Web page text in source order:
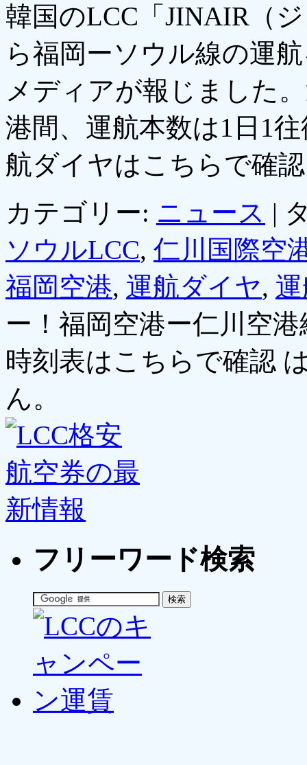
韓国のLCC「JINAIR（
ら福岡ーソウル線の運
メディアが報じました
港間、運航本数は1日1
航ダイヤはこちらで確
カテゴリー: ニュース |
ソウルLCC, 仁川国際空
福岡空港, 運航ダイヤ,
ー！福岡空港ー仁川空
時刻表はこちらで確認
ん。
フリーワード検索